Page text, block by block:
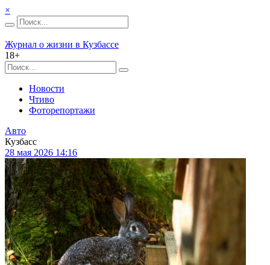
×
Журнал о жизни в Кузбассе
18+
Новости
Чтиво
Фоторепортажи
Авто
Кузбасс
28 мая 2026 14:16